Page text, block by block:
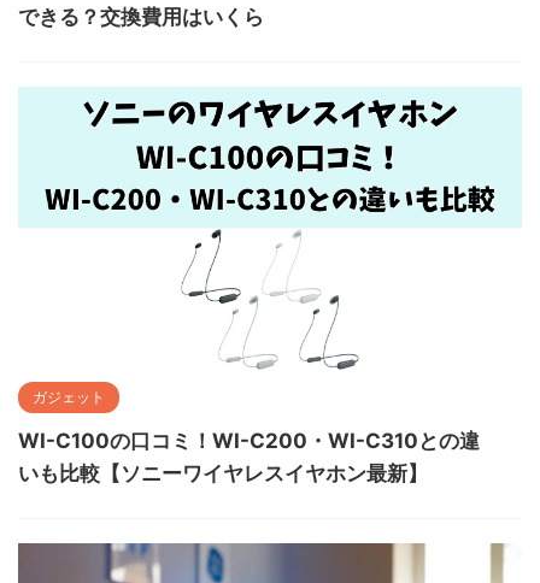
できる？交換費用はいくら
ガジェット
WI-C100の口コミ！WI-C200・WI-C310との違
いも比較【ソニーワイヤレスイヤホン最新】